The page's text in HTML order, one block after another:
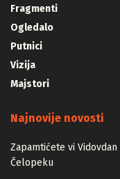
Fragmenti
Ogledalo
Putnici
Vizija
Majstori
Najnovije novosti
Zapamtićete vi
Čelopeku